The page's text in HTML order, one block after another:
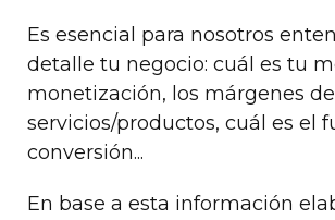
Es esencial para nosotros
detalle tu negocio: cuál es tu
monetización, los márgenes
servicios/productos, cuál es el
conversión...
En base a esta información